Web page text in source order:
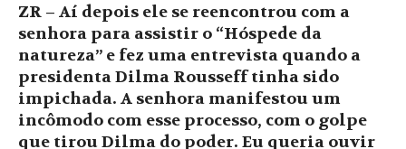
ZR – Aí depois ele se reencontrou com a
senhora para assistir o “Hóspede da
natureza” e fez uma entrevista quando a
presidenta Dilma Rousseff tinha sido
impichada. A senhora manifestou um
incômodo com esse processo, com o golpe
que tirou Dilma do poder. Eu queria ouvir